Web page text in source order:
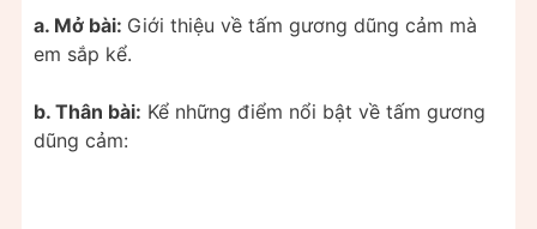
a. Mở bài: Giới thiệu về tấm gương dũng cảm mà
em sắp kể.
b. Thân bài: Kể những điểm nổi bật về tấm gương
dũng cảm: